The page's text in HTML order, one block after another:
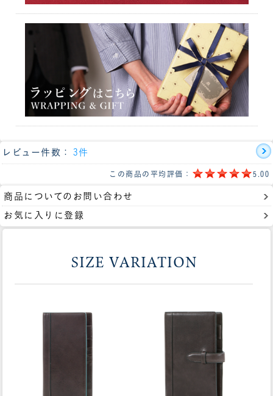
レビュー件数： 3件
この商品の平均評価： 5.00
商品についてのお問い合わせ
お気に入りに登録
SIZE VARIATION